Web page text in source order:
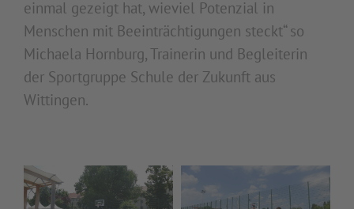
einmal gezeigt hat, wieviel Potenzial in
Menschen mit Beeinträchtigungen steckt“ so
Michaela Hornburg, Trainerin und Begleiterin
der Sportgruppe Schule der Zukunft aus
Wittingen.